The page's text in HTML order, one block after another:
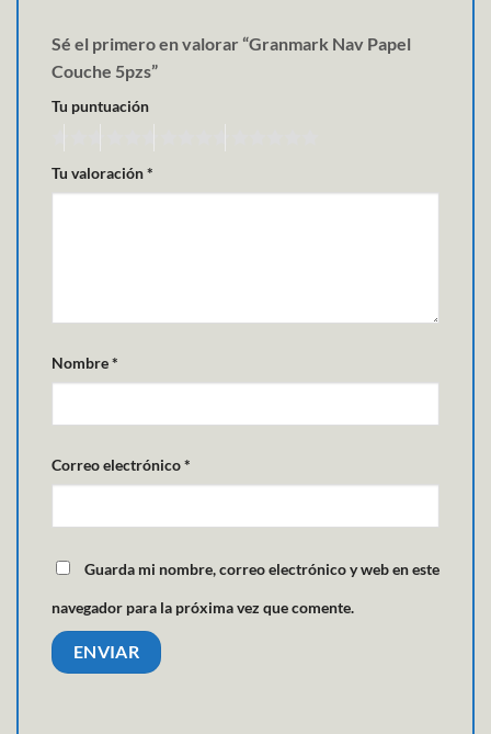
Sé el primero en valorar “Granmark Nav Papel
Couche 5pzs”
Tu puntuación
Tu valoración*
Nombre*
Correo electrónico*
Guarda mi nombre, correo electrónico y web en este
navegador para la próxima vez que comente.